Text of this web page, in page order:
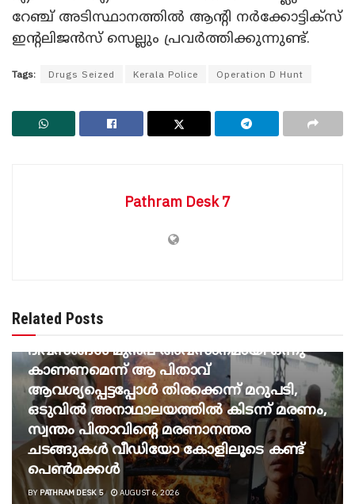
റേഞ്ച് അടിസ്ഥാനത്തില്‍ ആന്‍റി നര്‍ക്കോട്ടിക്സ്
ഇന്‍റലിജന്‍സ് സെല്ലും പ്രവര്‍ത്തിക്കുന്നുണ്ട്.
Tags: Drugs Seized Kerala Police Operation D Hunt
Pathram Desk 7
Related Posts
ഭാര്യ നേരത്തെ മരിച്ചു, മൂന്നു മക്കളെ
പഠിപ്പിച്ച് നല്ല നിലയിലാക്കി, മരിക്കുന്നതിനു
ദിവസങ്ങൾ മുൻപ് അവസാനമായി ഒന്നു
കാണണമെന്ന് ആ പിതാവ്
ആവശ്യപ്പെട്ടപ്പോൾ തിരക്കെന്ന് മറുപടി,
ഒടുവിൽ അനാഥാലയത്തിൽ കിടന്ന് മരണം,
സ്വന്തം പിതാവിന്റെ മരണാനന്തര
ചടങ്ങുകൾ വീഡിയോ കോളിലൂടെ കണ്ട്
പെൺമക്കൾ
BY PATHRAM DESK 5 AUGUST 6, 2026